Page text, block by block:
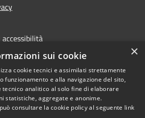
Copyright © 2026 • Comune di
Caltanissetta • Powered by
Municipium•Accesso
×
sui cookie
cookie tecnici e assimilati strettamente
funzionamento e alla navigazione del sito,
tecnico analitico al solo fine di elaborare
statistiche, aggregate e anonime.
consultare la cookie policy al seguente link